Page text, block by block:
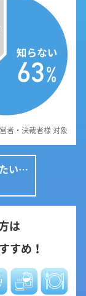
者・決裁者様 対象
い…
は
すめ！